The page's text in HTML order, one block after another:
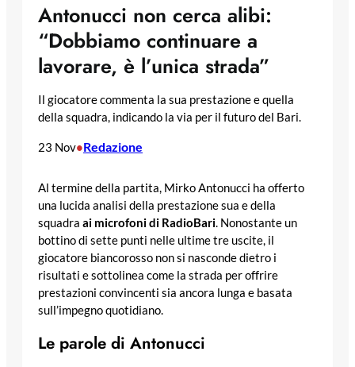
Antonucci non cerca alibi:
“Dobbiamo continuare a
lavorare, è l’unica strada”
Il giocatore commenta la sua prestazione e quella
della squadra, indicando la via per il futuro del Bari.
23 Nov•Redazione
Al termine della partita, Mirko Antonucci ha offerto
una lucida analisi della prestazione sua e della
squadra ai microfoni di RadioBari. Nonostante un
bottino di sette punti nelle ultime tre uscite, il
giocatore biancorosso non si nasconde dietro i
risultati e sottolinea come la strada per offrire
prestazioni convincenti sia ancora lunga e basata
sull’impegno quotidiano.
Le parole di Antonucci